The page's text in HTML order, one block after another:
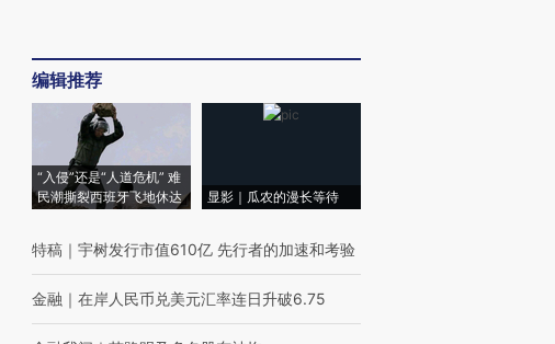
编辑推荐
“入侵”还是“人道危机” 难
民潮撕裂西班牙飞地休达
显影｜瓜农的漫长等待
特稿 ｜ 宇树发行市值610亿 先行者的加速和考验
金融 ｜ 在岸人民币兑美元汇率连日升破6.75